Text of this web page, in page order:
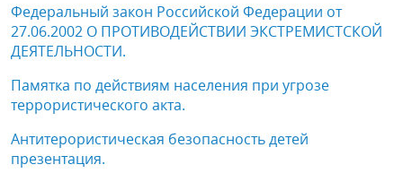
Федеральный закон Российской Федерации от
27.06.2002 О ПРОТИВОДЕЙСТВИИ ЭКСТРЕМИСТСКОЙ
ДЕЯТЕЛЬНОСТИ.
Памятка по действиям населения при угрозе
террористического акта.
Антитерористическая безопасность детей
презентация.